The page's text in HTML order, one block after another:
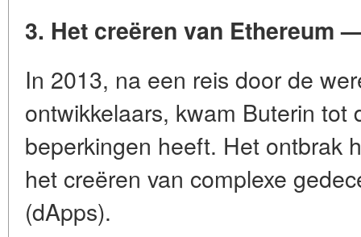
3. Het creëren van Ethereum
In 2013, na een reis door de
ontwikkelaars, kwam Buterin tot
beperkingen heeft. Het ontbrak
het creëren van complexe
(dApps).